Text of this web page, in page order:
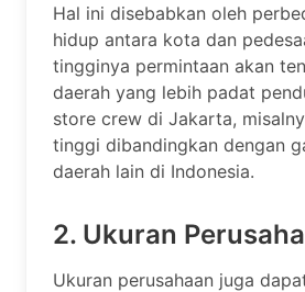
Hal ini disebabkan oleh
hidup antara kota dan
tingginya permintaan akan
daerah yang lebih padat
store crew di Jakarta,
tinggi dibandingkan dengan
daerah lain di Indonesia.
2. Ukuran
Ukuran perusahaan juga